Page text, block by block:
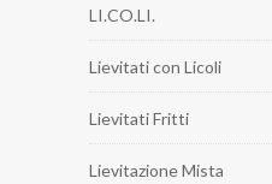
LI.CO.LI.
Lievitati con Licoli
Lievitati Fritti
Lievitazione Mista